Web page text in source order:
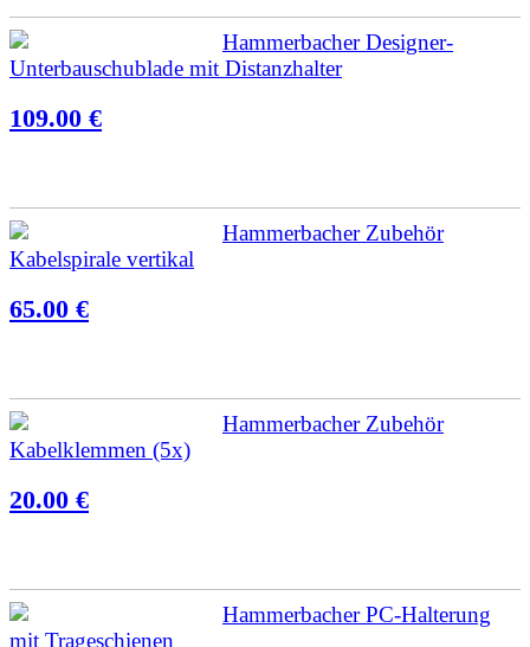
Hammerbacher Designer-
Unterbauschublade mit Distanzhalter
109.00 €
Hammerbacher Zubehör
Kabelspirale vertikal
65.00 €
Hammerbacher Zubehör
Kabelklemmen (5x)
20.00 €
Hammerbacher PC-Halterung
mit Trageschienen